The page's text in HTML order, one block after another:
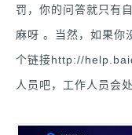
罚，你的问答就只有
麻呀 。当然，如果你
个链接http://
人员吧，工作人员会处